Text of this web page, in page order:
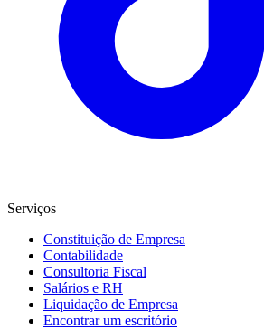
Serviços
Constituição de Empresa
Contabilidade
Consultoria Fiscal
Salários e RH
Liquidação de Empresa
Encontrar um escritório